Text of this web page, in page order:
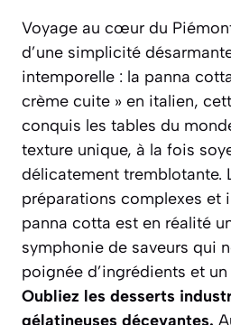
Voyage au cœur du
d’une simplicité
intemporelle : la panna
crème cuite » en italien,
conquis les tables du
texture unique, à la fois
délicatement tremblotante.
préparations complexes et
panna cotta est en réalité
symphonie de saveurs qui
poignée d’ingrédients et
Oubliez les desserts
gélatineuses décevantes.